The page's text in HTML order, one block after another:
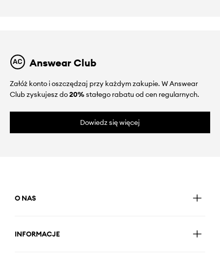
Answear Club
Załóż konto i oszczędzaj przy każdym zakupie. W Answear
Club zyskujesz do20%stałego rabatu od cen regularnych.
Dowiedz się więcej
O NAS
INFORMACJE